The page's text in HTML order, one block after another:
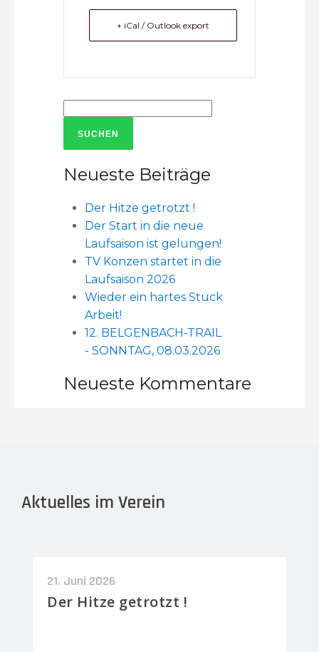
+ iCal / Outlook export
Neueste Beiträge
Der Hitze getrotzt !
Der Start in die neue
Laufsaison ist gelungen!
TV Konzen startet in die
Laufsaison 2026
Wieder ein hartes Stück
Arbeit!
12. BELGENBACH-TRAIL
- SONNTAG, 08.03.2026
Neueste Kommentare
Aktuelles im Verein
21. Juni 2026
Der Hitze getrotzt !